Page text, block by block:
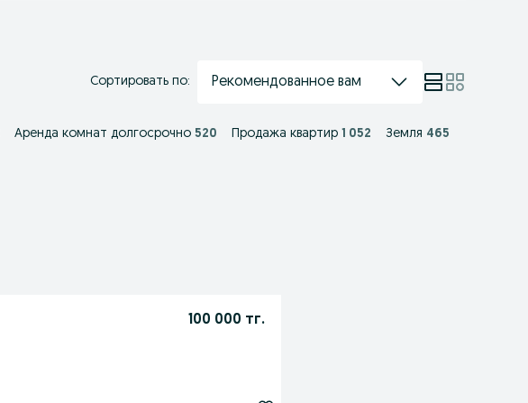
Сортировать по: Рекомендованное вам
Аренда комнат долгосрочно 520 Продажа квартир 1 052 Земля 465
100 000 тг.